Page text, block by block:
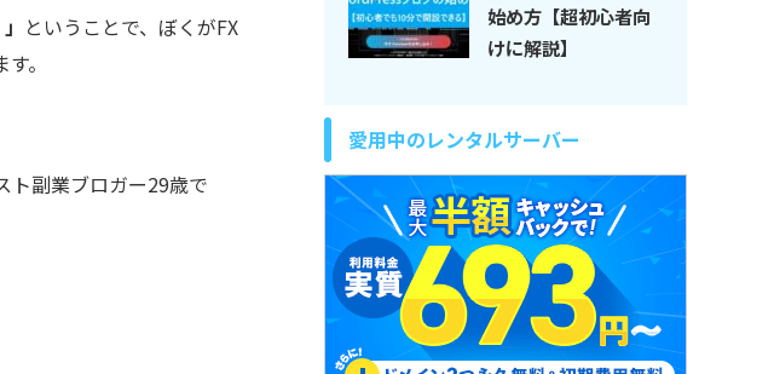
ということで、ぼくがFX
。
ト副業ブロガー29歳で
始め方【超初心者向
けに解説】
愛用中のレンタルサーバー